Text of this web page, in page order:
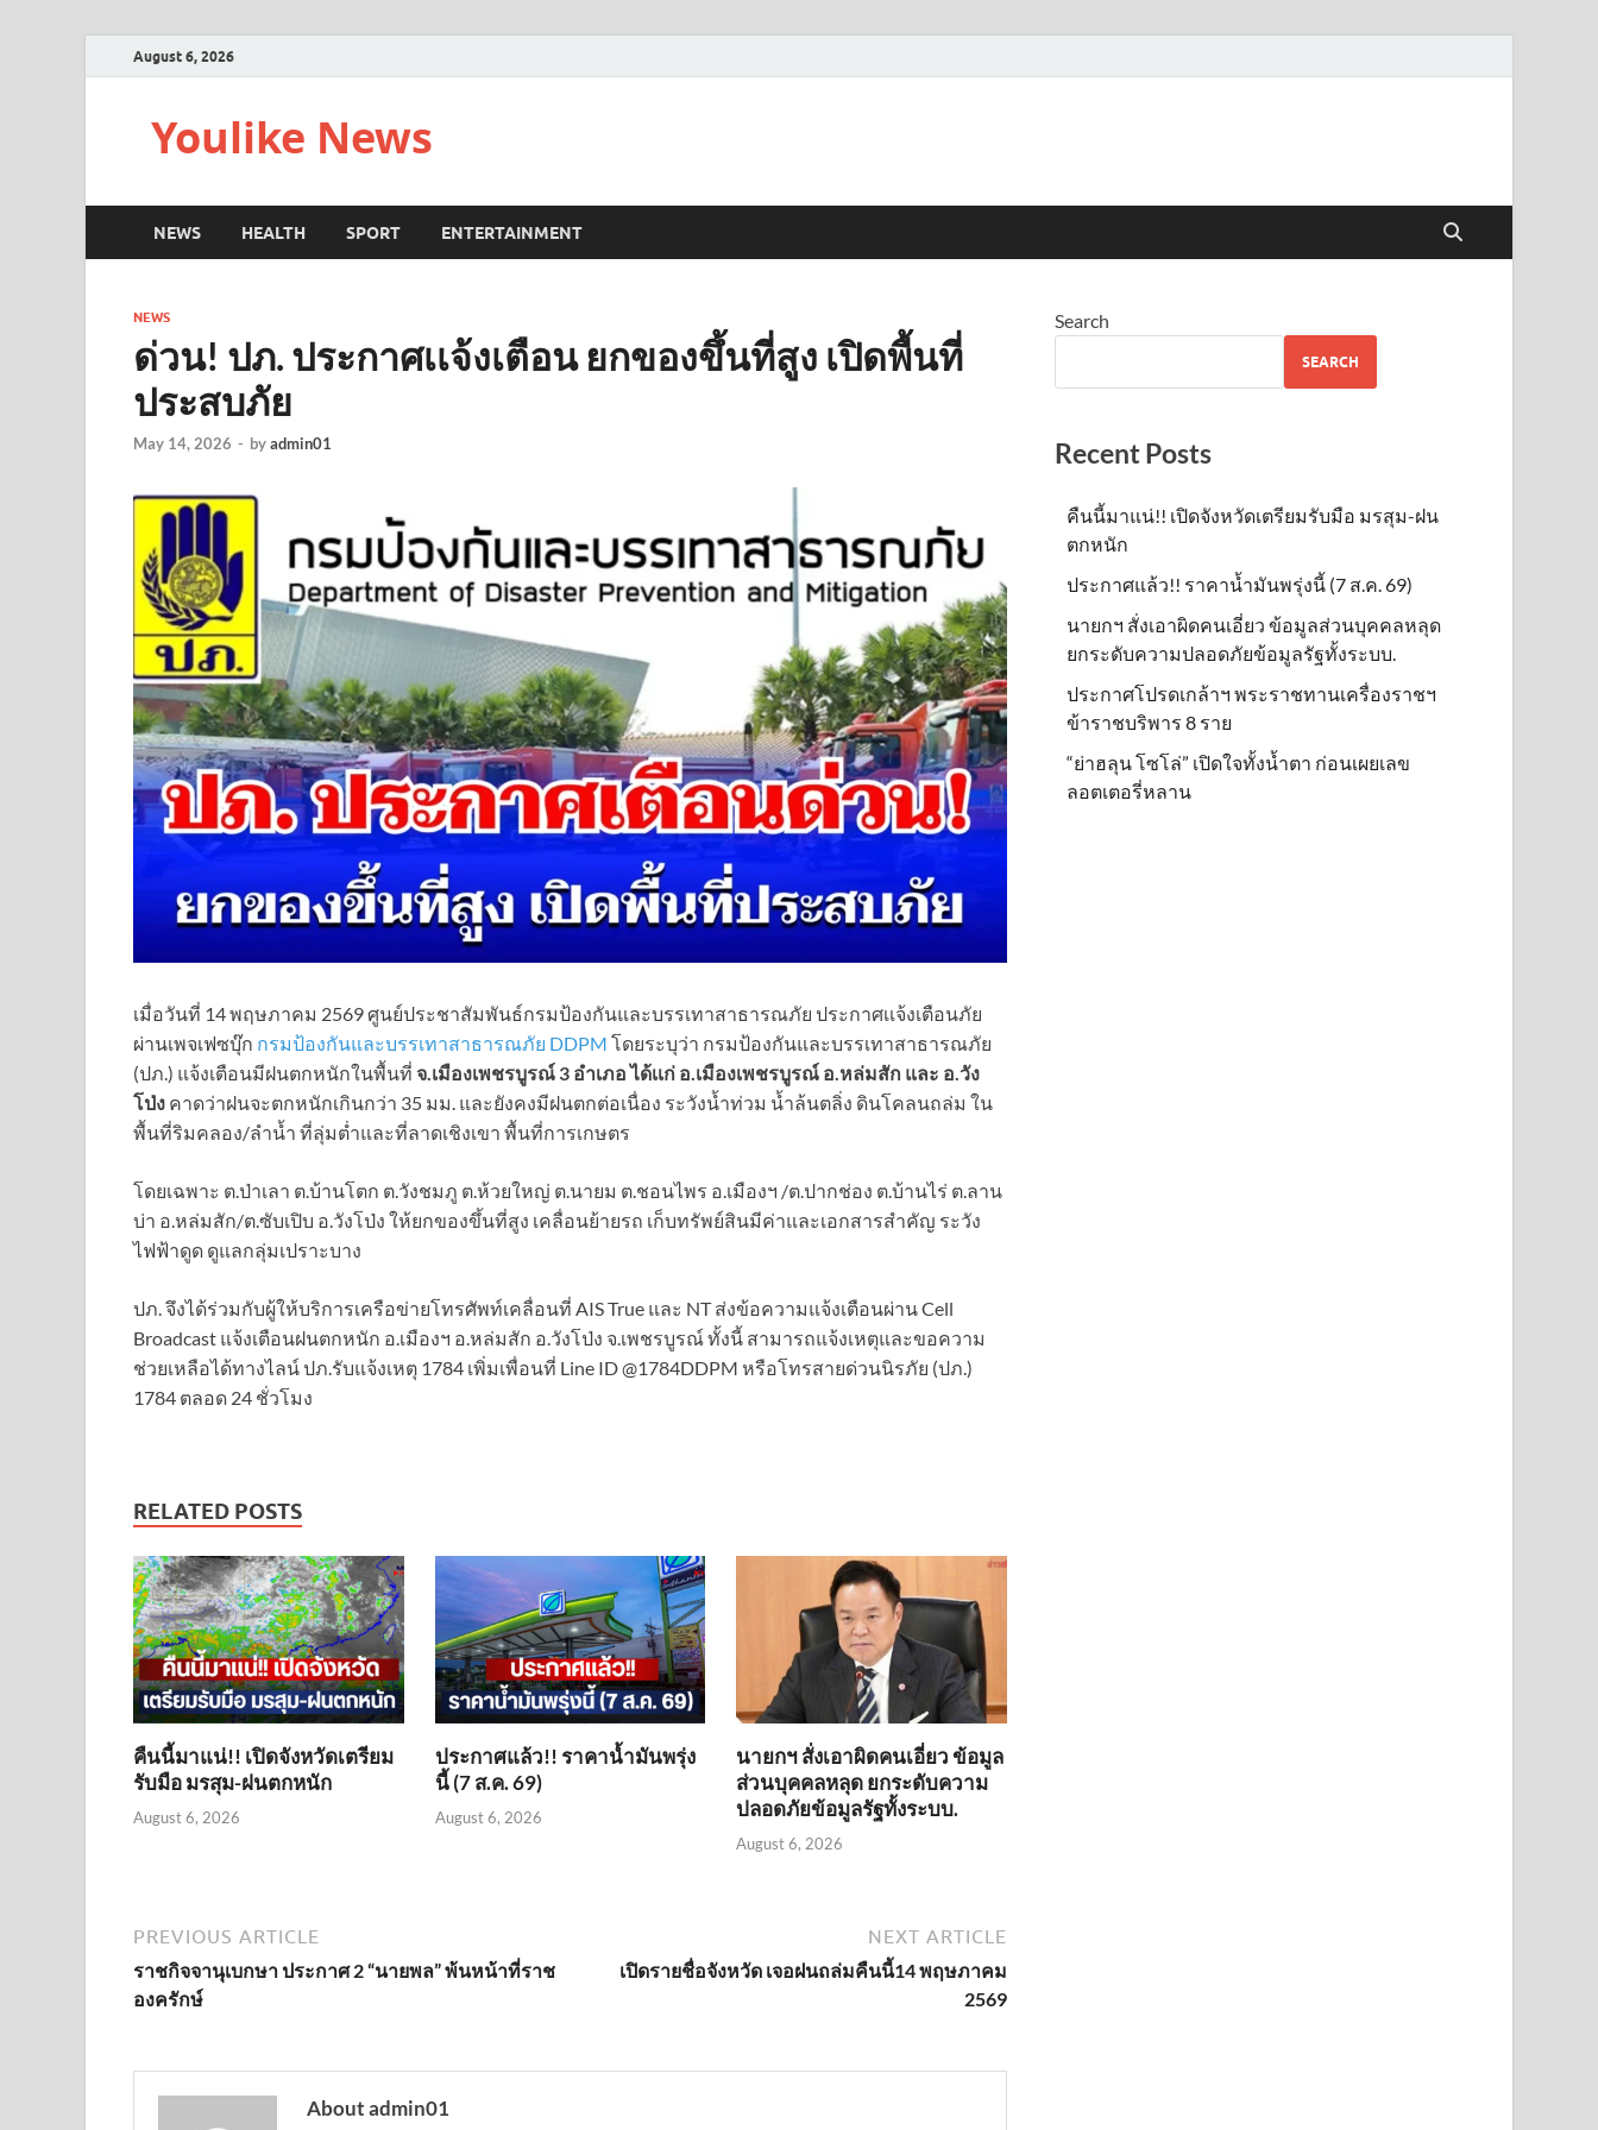
August 6, 2026
Youlike News
NEWS HEALTH SPORT ENTERTAINMENT
NEWS
ด่วน! ปภ. ประกาศเเจ้งเตือน ยกของขึ้นที่สูง เปิดพื้นที่
ประสบภัย
May 14, 2026 - byadmin01
เมื่อวันที่ 14 พฤษภาคม 2569 ศูนย์ประชาสัมพันธ์กรมป้องกันและบรรเทาสาธารณภัย ประกาศเเจ้งเตือนภัย
ผ่านเพจเฟซบุ๊ก กรมป้องกันและบรรเทาสาธารณภัย DDPM โดยระบุว่า กรมป้องกันและบรรเทาสาธารณภัย
(ปภ.) แจ้งเตือนมีฝนตกหนักในพื้นที่ จ.เมืองเพชรบูรณ์ 3 อำเภอ ได้เเก่ อ.เมืองเพชรบูรณ์ อ.หล่มสัก และ อ.วัง
โป่ง คาดว่าฝนจะตกหนักเกินกว่า 35 มม. และยังคงมีฝนตกต่อเนื่อง ระวังน้ำท่วม น้ำล้นตลิ่ง ดินโคลนถล่ม ใน
พื้นที่ริมคลอง/ลำน้ำ ที่ลุ่มต่ำและที่ลาดเชิงเขา พื้นที่การเกษตร
โดยเฉพาะ ต.ป่าเลา ต.บ้านโตก ต.วังชมภู ต.ห้วยใหญ่ ต.นายม ต.ชอนไพร อ.เมืองฯ /ต.ปากช่อง ต.บ้านไร่ ต.ลาน
บ่า อ.หล่มสัก/ต.ซับเปิบ อ.วังโป่ง ให้ยกของขึ้นที่สูง เคลื่อนย้ายรถ เก็บทรัพย์สินมีค่าและเอกสารสำคัญ ระวัง
ไฟฟ้าดูด ดูแลกลุ่มเปราะบาง
ปภ. จึงได้ร่วมกับผู้ให้บริการเครือข่ายโทรศัพท์เคลื่อนที่ AIS True และ NT ส่งข้อความแจ้งเตือนผ่าน Cell
Broadcast แจ้งเตือนฝนตกหนัก อ.เมืองฯ อ.หล่มสัก อ.วังโป่ง จ.เพชรบูรณ์ ทั้งนี้ สามารถแจ้งเหตุและขอความ
ช่วยเหลือได้ทางไลน์ ปภ.รับแจ้งเหตุ 1784 เพิ่มเพื่อนที่ Line ID @1784DDPM หรือโทรสายด่วนนิรภัย (ปภ.)
1784 ตลอด 24 ชั่วโมง
RELATED POSTS
คืนนี้มาแน่!! เปิดจังหวัดเตรียม
รับมือ มรสุม-ฝนตกหนัก
August 6, 2026
ประกาศแล้ว!! ราคาน้ำมันพรุ่ง
นี้ (7 ส.ค. 69)
August 6, 2026
นายกฯ สั่งเอาผิดคนเอี่ยว ข้อมูล
ส่วนบุคคลหลุด ยกระดับความ
ปลอดภัยข้อมูลรัฐทั้งระบบ.
August 6, 2026
PREVIOUS ARTICLE
ราชกิจจานุเบกษา ประกาศ 2 “นายพล” พ้นหน้าที่ราช
องครักษ์
NEXT ARTICLE
เปิดรายชื่อจังหวัด เจอฝนถล่มคืนนี้14 พฤษภาคม
2569
About admin01
Search
SEARCH
Recent Posts
คืนนี้มาแน่!! เปิดจังหวัดเตรียมรับมือ มรสุม-ฝน
ตกหนัก
ประกาศแล้ว!! ราคาน้ำมันพรุ่งนี้ (7 ส.ค. 69)
นายกฯ สั่งเอาผิดคนเอี่ยว ข้อมูลส่วนบุคคลหลุด
ยกระดับความปลอดภัยข้อมูลรัฐทั้งระบบ.
ประกาศโปรดเกล้าฯ พระราชทานเครื่องราชฯ
ข้าราชบริพาร 8 ราย
“ย่าฮลุน โซโล่” เปิดใจทั้งน้ำตา ก่อนเผยเลข
ลอตเตอรี่หลาน